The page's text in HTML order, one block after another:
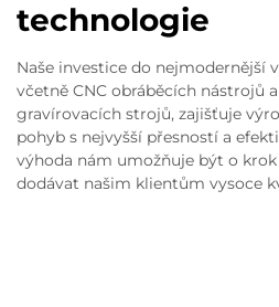
technologie
Naše investice do nejmodernější
včetně CNC obráběcích nástrojů
gravírovacích strojů, zajišťuje
pohyb s nejvyšší přesností a
výhoda nám umožňuje být o
dodávat našim klientům vysoce